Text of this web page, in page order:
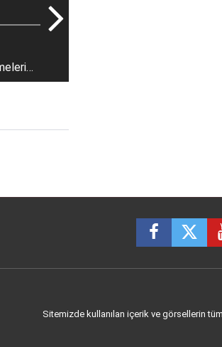
Sitemizde kullanılan içerik ve görsellerin tüm